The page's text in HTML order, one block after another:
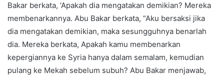
Bakar berkata, ‘Apakah dia mengatakan demikian? Mereka
membenarkannya. Abu Bakar berkata, “Aku bersaksi jika
dia mengatakan demikian, maka sesungguhnya benarlah
dia. Mereka berkata, Apakah kamu membenarkan
kepergiannya ke Syria hanya dalam semalam, kemudian
pulang ke Mekah sebelum subuh? Abu Bakar menjawab,